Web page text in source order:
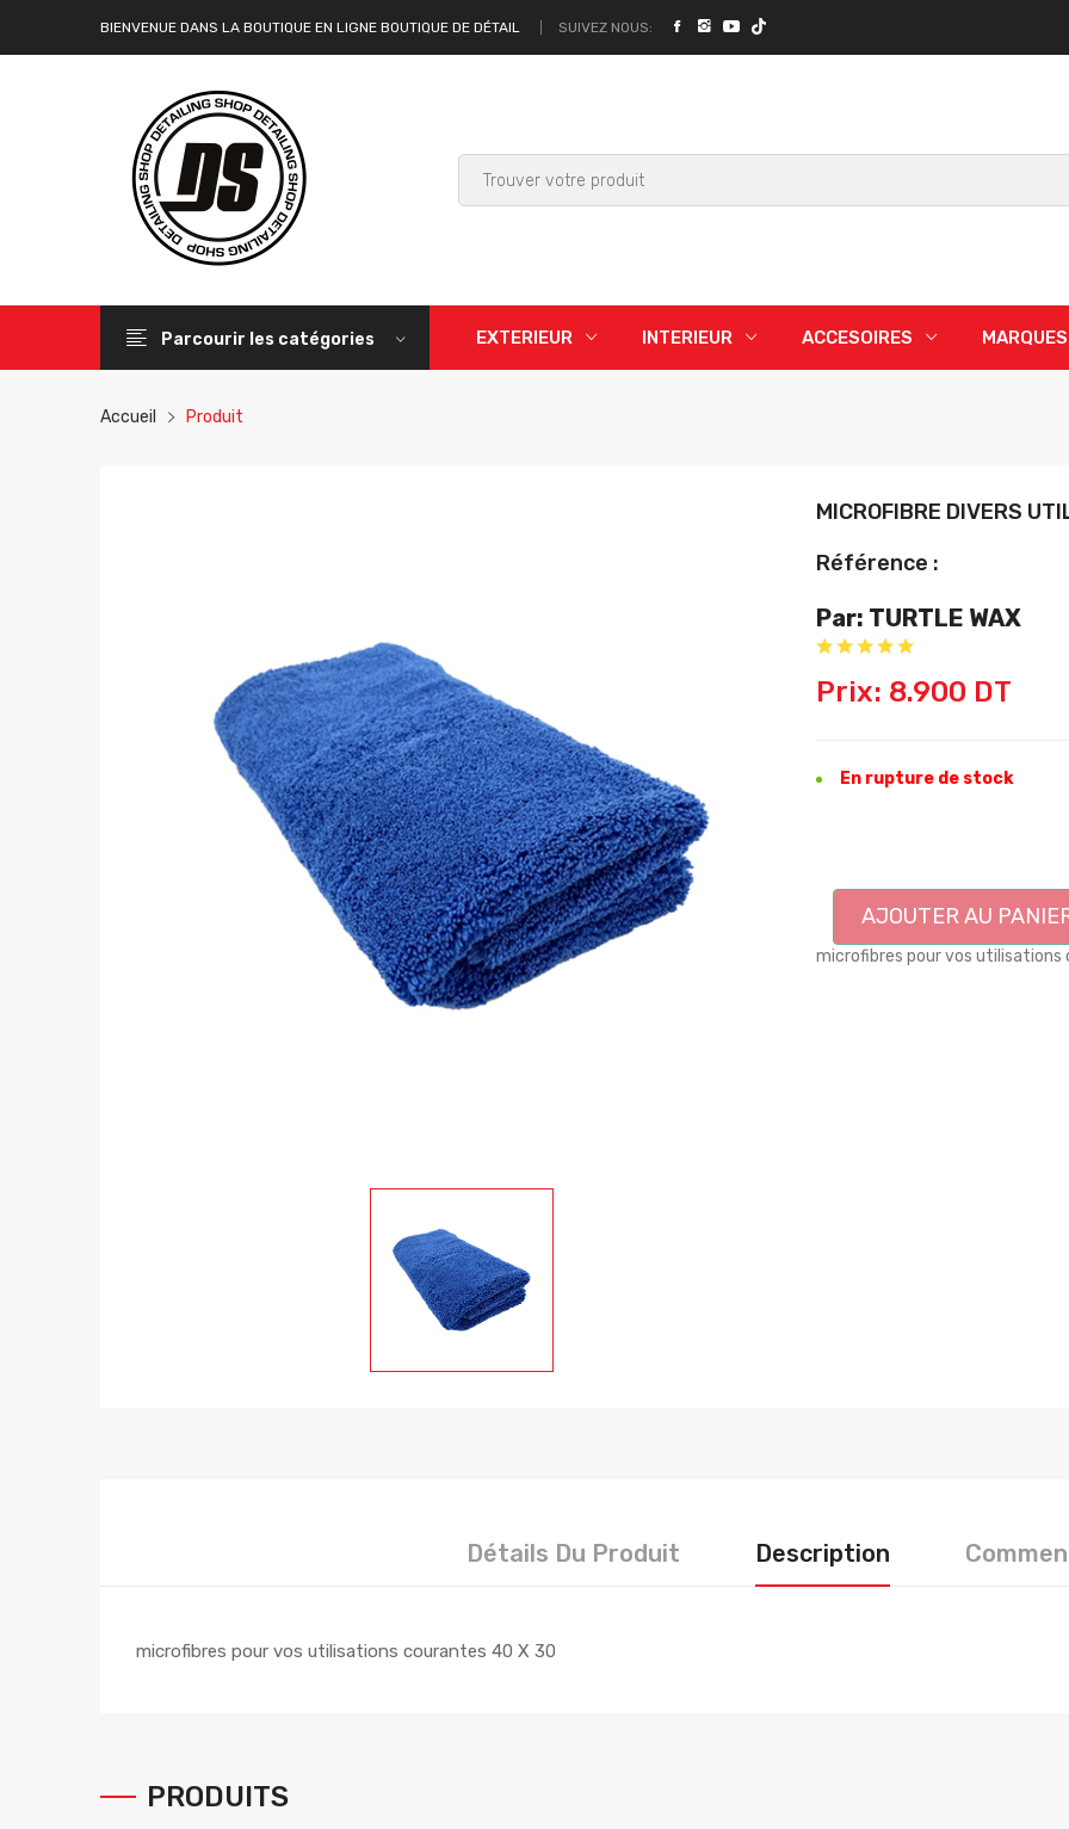
BIENVENUE DANS LA BOUTIQUE EN LIGNE BOUTIQUE DE DÉTAIL SUIVEZ NOUS:
Parcourir les catégories EXTERIEUR INTERIEUR ACCESOIRES MARQUES
Accueil Produit
MICROFIBRE DIVERS
Référence :
Par: TURTLE WAX
Prix: 8.900 DT
En rupture de stock
AJOUTER AU
microfibres pour vos utilisations
Détails Du Produit Description
microfibres pour vos utilisations courantes 40 X 30
PRODUITS